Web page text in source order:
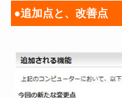
●追加点と、改善点